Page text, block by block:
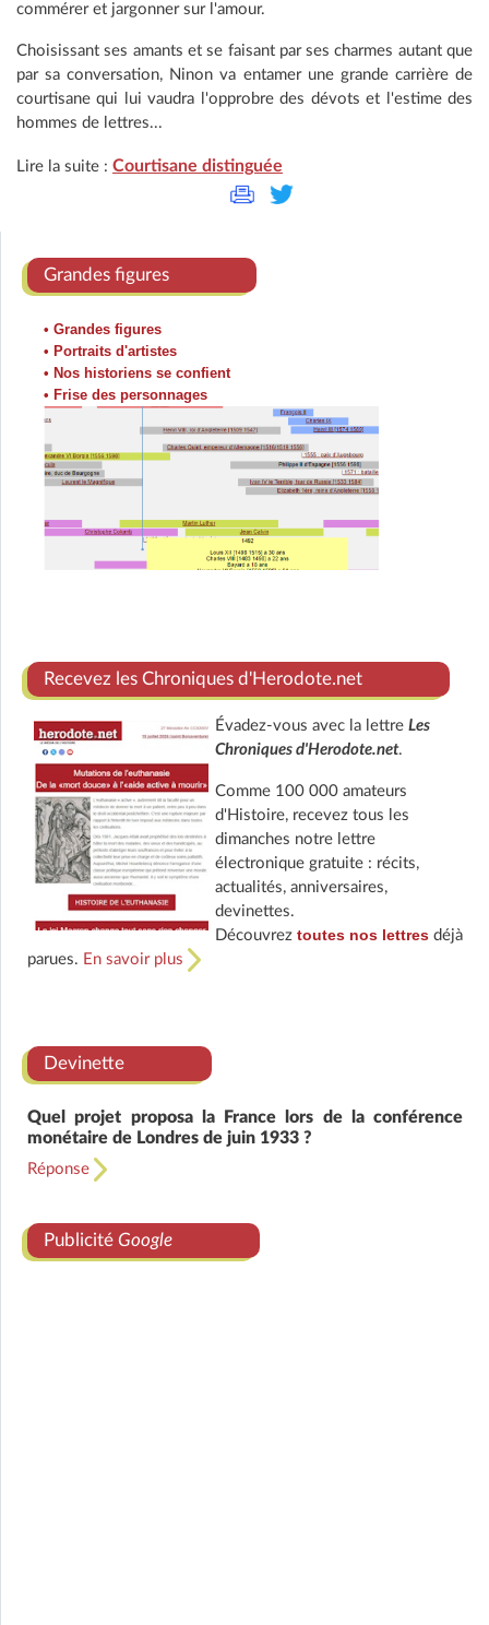
commérer et jargonner sur l'amour.
Choisissant ses amants et se faisant par ses charmes autant que
par sa conversation, Ninon va entamer une grande carrière de
courtisane qui lui vaudra l'opprobre des dévots et l'estime des
hommes de lettres...
Lire la suite : Courtisane distinguée
Grandes figures
• Grandes figures
• Portraits d'artistes
• Nos historiens se confient
• Frise des personnages
Recevez les Chroniques d'Herodote.net
Évadez-vous avec la lettre Les
Chroniques d'Herodote.net.
Comme 100 000 amateurs
d'Histoire, recevez tous les
dimanches notre lettre
électronique gratuite : récits,
actualités, anniversaires,
devinettes.
Découvrez toutes nos lettresdéjà
parues. En savoir plus
Devinette
Quel projet proposa la France lors de la conférence
monétaire de Londres de juin 1933 ?
Réponse
Publicité Google